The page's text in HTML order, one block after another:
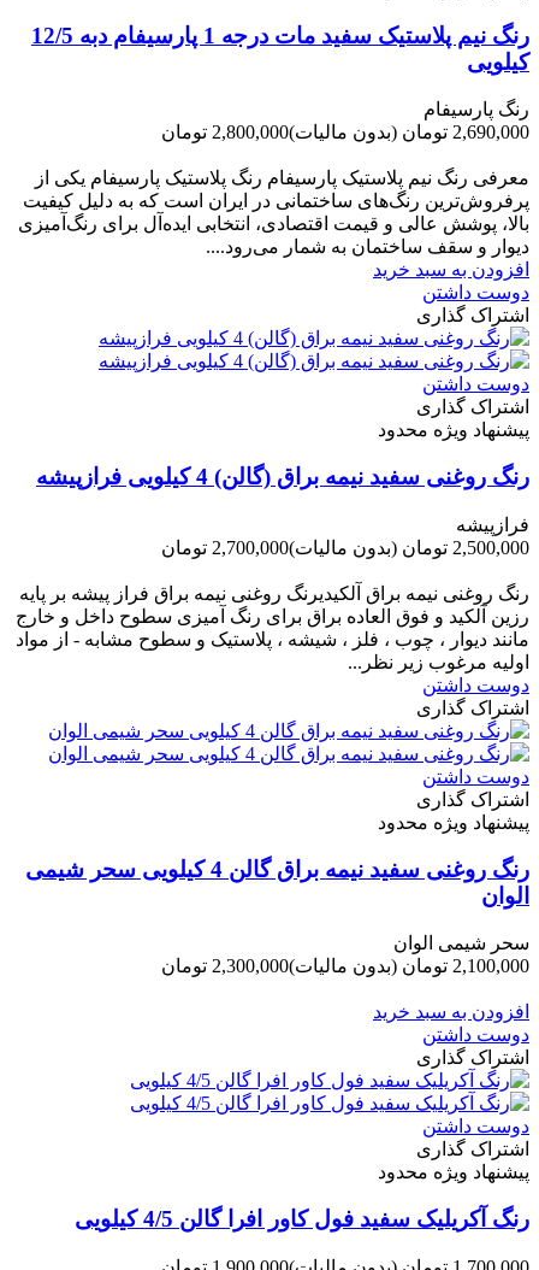
رنگ نیم پلاستیک سفید مات درجه 1 پارسیفام دبه 12/5
کیلویی
رنگ پارسیفام
2,690,000 تومان
(بدون مالیات)2,800,000 تومان
معرفی رنگ نیم پلاستیک پارسیفام رنگ پلاستیک پارسیفام یکی از
پرفروش‌ترین رنگ‌های ساختمانی در ایران است که به دلیل کیفیت
بالا، پوشش عالی و قیمت اقتصادی، انتخابی ایده‌آل برای رنگ‌آمیزی
دیوار و سقف ساختمان به شمار می‌رود....
افزودن به سبد خرید
دوست داشتن
اشتراک گذاری
دوست داشتن
اشتراک گذاری
پیشنهاد ویژه محدود
رنگ روغنی سفید نیمه براق (گالن) 4 کیلویی فرازپیشه
فرازپیشه
2,500,000 تومان
(بدون مالیات)2,700,000 تومان
رنگ روغنی نیمه براق آلکیدیرنگ روغنی نیمه براق فراز پیشه بر پایه
رزین آلکید و فوق العاده براق برای رنگ آمیزی سطوح داخل و خارج
مانند دیوار ، چوب ، فلز ، شیشه ، پلاستیک و سطوح مشابه - از مواد
اولیه مرغوب زیر نظر...
دوست داشتن
اشتراک گذاری
دوست داشتن
اشتراک گذاری
پیشنهاد ویژه محدود
رنگ روغنی سفید نیمه براق گالن 4 کیلویی سحر شیمی
الوان
سحر شیمی الوان
2,100,000 تومان
(بدون مالیات)2,300,000 تومان
افزودن به سبد خرید
دوست داشتن
اشتراک گذاری
دوست داشتن
اشتراک گذاری
پیشنهاد ویژه محدود
رنگ آکریلیک سفید فول کاور افرا گالن 4/5 کیلویی